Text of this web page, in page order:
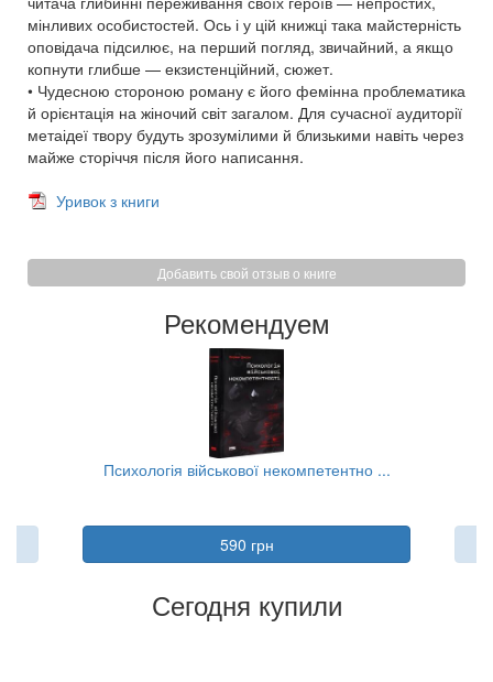
мінливих особистостей. Ось і у цій книжці така майстерність
оповідача підсилює, на перший погляд, звичайний, а якщо
копнути глибше — екзистенційний, сюжет.
• Чудесною стороною роману є його фемінна проблематика
й орієнтація на жіночий світ загалом. Для сучасної аудиторії
метаідеї твору будуть зрозумілими й близькими навіть через
майже сторіччя після його написання.
Уривок з книги
Добавить свой отзыв о книге
Рекомендуем
Психологія військової некомпетентно ...
590 грн
Сегодня купили